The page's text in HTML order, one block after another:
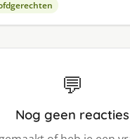
💬
Nog geen reacties